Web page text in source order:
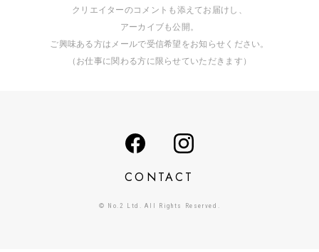
クリエイターのコメントも添えてお届けし、
アーカイブも公開。
ご興味ある方はメールで受信希望をお知らせください。
（お仕事に関わる方に限らせていただきます）
CONTACT
© No.2 Ltd. All Rights Reserved.